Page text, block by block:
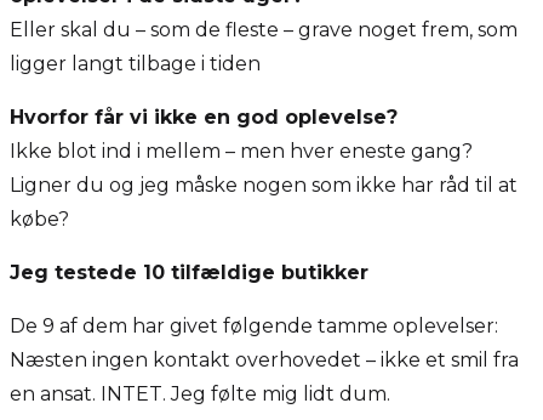
Eller skal du – som de fleste – grave noget frem, som
ligger langt tilbage i tiden
Hvorfor får vi ikke en god oplevelse?
Ikke blot ind i mellem – men hver eneste gang?
Ligner du og jeg måske nogen som ikke har råd til at
købe?
Jeg testede 10 tilfældige butikker
De 9 af dem har givet følgende tamme oplevelser:
Næsten ingen kontakt overhovedet – ikke et smil fra
en ansat. INTET. Jeg følte mig lidt dum.